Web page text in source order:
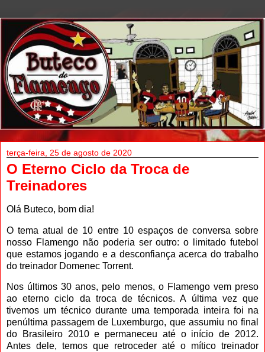
terça-feira, 25 de agosto de 2020
O Eterno Ciclo da Troca de
Treinadores
Olá Buteco, bom dia!
O tema atual de 10 entre 10 espaços de conversa sobre
nosso Flamengo não poderia ser outro: o limitado futebol
que estamos jogando e a desconfiança acerca do trabalho
do treinador Domenec Torrent.
Nos últimos 30 anos, pelo menos, o Flamengo vem preso
ao eterno ciclo da troca de técnicos. A última vez que
tivemos um técnico durante uma temporada inteira foi na
penúltima passagem de Luxemburgo, que assumiu no final
do Brasileiro 2010 e permaneceu até o início de 2012.
Antes dele, temos que retroceder até o mítico treinador